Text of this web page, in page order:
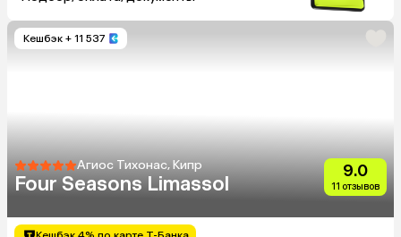
Кешбэк + 11 537
Агиос Тихонас, Кипр
Four Seasons Limassol
9.0
11 отзывов